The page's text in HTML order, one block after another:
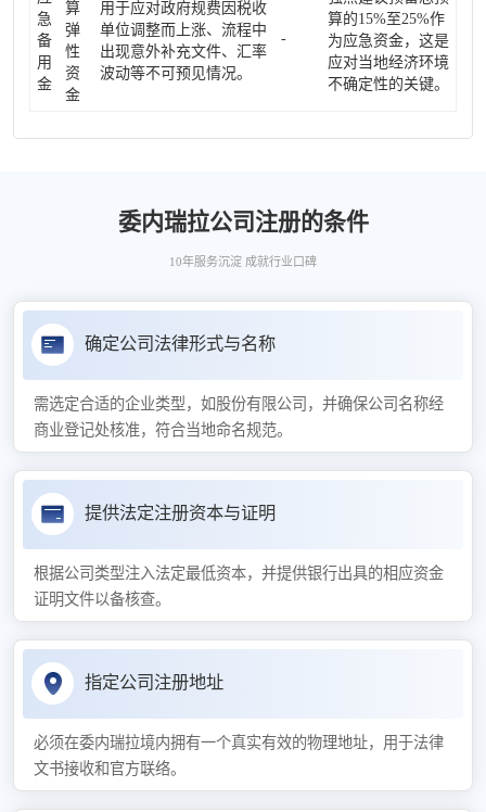
急
备
用
金
算
弹
性
资
金
用于应对政府规费因税收
单位调整而上涨、流程中
出现意外补充文件、汇率
波动等不可预见情况。
-
算的15%至25%作
为应急资金，这是
应对当地经济环境
不确定性的关键。
委内瑞拉公司注册的条件
10年服务沉淀 成就行业口碑
确定公司法律形式与名称
需选定合适的企业类型，如股份有限公司，并确保公司名称经
商业登记处核准，符合当地命名规范。
提供法定注册资本与证明
根据公司类型注入法定最低资本，并提供银行出具的相应资金
证明文件以备核查。
指定公司注册地址
必须在委内瑞拉境内拥有一个真实有效的物理地址，用于法律
文书接收和官方联络。